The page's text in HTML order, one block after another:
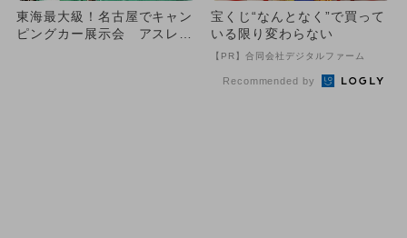
東海最大級！名古屋でキャン
ピングカー展示会 アスレチ
宝くじ“なんとなく”で買って
いる限り変わらない
【PR】合同会社デジタルファーム
Recommended by